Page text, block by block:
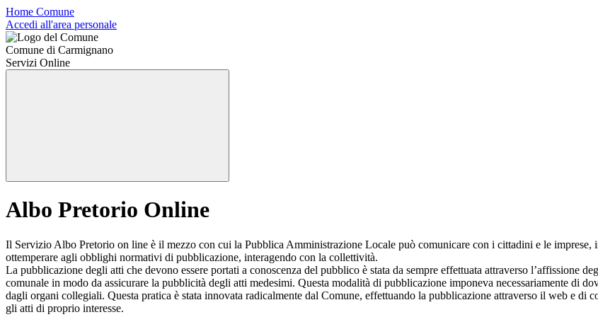
Home Comune
Accedi all'area personale
Comune di Carmignano
Servizi Online
Albo Pretorio Online
Il Servizio Albo Pretorio on line è il mezzo con cui la Pubblica Amministrazione Locale può comunicare con i cittadini e le imprese,
ottemperare agli obblighi normativi di pubblicazione, interagendo con la collettività.
La pubblicazione degli atti che devono essere portati a conoscenza del pubblico è stata da sempre effettuata attraverso l’affissione
comunale in modo da assicurare la pubblicità degli atti medesimi. Questa modalità di pubblicazione imponeva necessariamente di
dagli organi collegiali. Questa pratica è stata innovata radicalmente dal Comune, effettuando la pubblicazione attraverso il web e di
gli atti di proprio interesse.